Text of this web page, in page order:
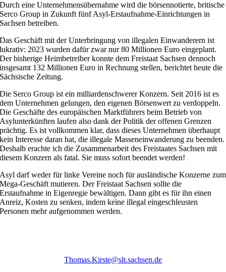
Durch eine Unternehmensübernahme wird die börsennotierte, britische
Serco Group in Zukunft fünf Asyl-Erstaufnahme-Einrichtungen in
Sachsen betreiben.
Das Geschäft mit der Unterbringung von illegalen Einwanderern ist
lukrativ: 2023 wurden dafür zwar nur 80 Millionen Euro eingeplant.
Der bisherige Heimbetreiber konnte dem Freistaat Sachsen dennoch
insgesamt 132 Millionen Euro in Rechnung stellen, berichtet heute die
Sächsische Zeitung.
Die Serco Group ist ein milliardenschwerer Konzern. Seit 2016 ist es
dem Unternehmen gelungen, den eigenen Börsenwert zu verdoppeln.
Die Geschäfte des europäischen Marktführers beim Betrieb von
Asylunterkünften laufen also dank der Politik der offenen Grenzen
prächtig. Es ist vollkommen klar, dass dieses Unternehmen überhaupt
kein Interesse daran hat, die illegale Masseneinwanderung zu beenden.
Deshalb erachte ich die Zusammenarbeit des Freistaates Sachsen mit
diesem Konzern als fatal. Sie muss sofort beendet werden!
Asyl darf weder für linke Vereine noch für ausländische Konzerne zum
Mega-Geschäft mutieren. Der Freistaat Sachsen sollte die
Erstaufnahme in Eigenregie bewältigen. Dann gibt es für ihn einen
Anreiz, Kosten zu senken, indem keine illegal eingeschleusten
Personen mehr aufgenommen werden.
Thomas.Kirste@slt.sachsen.de